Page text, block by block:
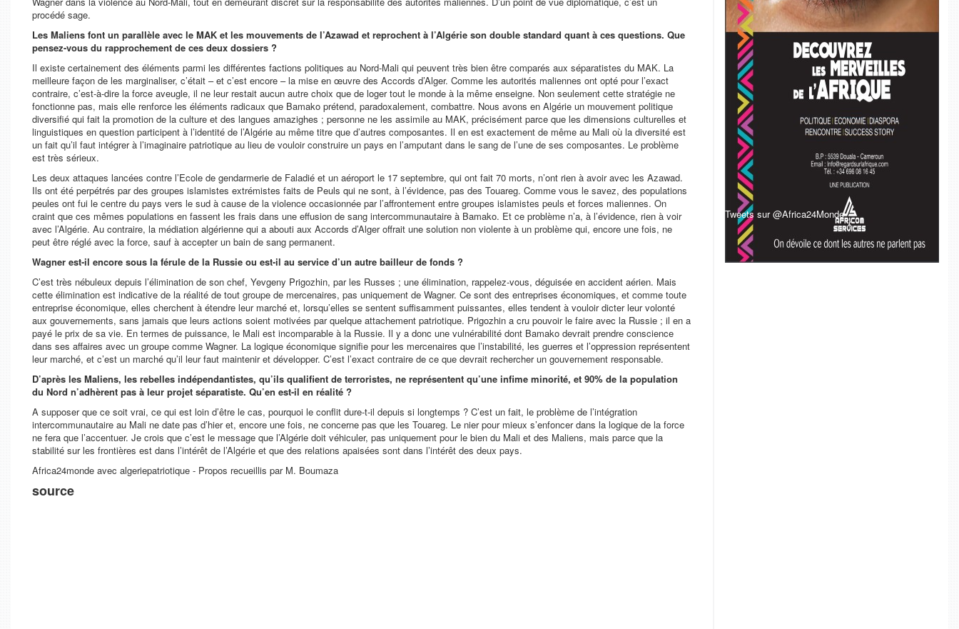
procédé sage.
Les Maliens font un parallèle avec le MAK et les mouvements de l’Azawad et reprochent à l’Algérie son double standard quant à ces questions. Que
pensez-vous du rapprochement de ces deux dossiers ?
Il existe certainement des éléments parmi les différentes factions politiques au Nord-Mali qui peuvent très bien être comparés aux séparatistes du MAK. La
meilleure façon de les marginaliser, c’était – et c’est encore – la mise en œuvre des Accords d’Alger. Comme les autorités maliennes ont opté pour l’exact
contraire, c’est-à-dire la force aveugle, il ne leur restait aucun autre choix que de loger tout le monde à la même enseigne. Non seulement cette stratégie ne
fonctionne pas, mais elle renforce les éléments radicaux que Bamako prétend, paradoxalement, combattre. Nous avons en Algérie un mouvement politique
diversifié qui fait la promotion de la culture et des langues amazighes ; personne ne les assimile au MAK, précisément parce que les dimensions culturelles et
linguistiques en question participent à l’identité de l’Algérie au même titre que d’autres composantes. Il en est exactement de même au Mali où la diversité est
un fait qu’il faut intégrer à l’imaginaire patriotique au lieu de vouloir construire un pays en l’amputant dans le sang de l’une de ses composantes. Le problème
est très sérieux.
Les deux attaques lancées contre l’Ecole de gendarmerie de Faladié et un aéroport le 17 septembre, qui ont fait 70 morts, n’ont rien à avoir avec les Azawad.
Ils ont été perpétrés par des groupes islamistes extrémistes faits de Peuls qui ne sont, à l’évidence, pas des Touareg. Comme vous le savez, des populations
peules ont fui le centre du pays vers le sud à cause de la violence occasionnée par l’affrontement entre groupes islamistes peuls et forces maliennes. On
craint que ces mêmes populations en fassent les frais dans une effusion de sang intercommunautaire à Bamako. Et ce problème n’a, à l’évidence, rien à voir
avec l’Algérie. Au contraire, la médiation algérienne qui a abouti aux Accords d’Alger offrait une solution non violente à un problème qui, encore une fois, ne
peut être réglé avec la force, sauf à accepter un bain de sang permanent.
Wagner est-il encore sous la férule de la Russie ou est-il au service d’un autre bailleur de fonds ?
C’est très nébuleux depuis l’élimination de son chef, Yevgeny Prigozhin, par les Russes ; une élimination, rappelez-vous, déguisée en accident aérien. Mais
cette élimination est indicative de la réalité de tout groupe de mercenaires, pas uniquement de Wagner. Ce sont des entreprises économiques, et comme toute
entreprise économique, elles cherchent à étendre leur marché et, lorsqu’elles se sentent suffisamment puissantes, elles tendent à vouloir dicter leur volonté
aux gouvernements, sans jamais que leurs actions soient motivées par quelque attachement patriotique. Prigozhin a cru pouvoir le faire avec la Russie ; il en a
payé le prix de sa vie. En termes de puissance, le Mali est incomparable à la Russie. Il y a donc une vulnérabilité dont Bamako devrait prendre conscience
dans ses affaires avec un groupe comme Wagner. La logique économique signifie pour les mercenaires que l’instabilité, les guerres et l’oppression représentent
leur marché, et c’est un marché qu’il leur faut maintenir et développer. C’est l’exact contraire de ce que devrait rechercher un gouvernement responsable.
D’après les Maliens, les rebelles indépendantistes, qu’ils qualifient de terroristes, ne représentent qu’une infime minorité, et 90% de la population
du Nord n’adhèrent pas à leur projet séparatiste. Qu’en est-il en réalité ?
A supposer que ce soit vrai, ce qui est loin d’être le cas, pourquoi le conflit dure-t-il depuis si longtemps ? C’est un fait, le problème de l’intégration
intercommunautaire au Mali ne date pas d’hier et, encore une fois, ne concerne pas que les Touareg. Le nier pour mieux s’enfoncer dans la logique de la force
ne fera que l’accentuer. Je crois que c’est le message que l’Algérie doit véhiculer, pas uniquement pour le bien du Mali et des Maliens, mais parce que la
stabilité sur les frontières est dans l’intérêt de l’Algérie et que des relations apaisées sont dans l’intérêt des deux pays.
Africa24monde avec algeriepatriotique - Propos recueillis par M. Boumaza
source
Tweets sur @Africa24Monde